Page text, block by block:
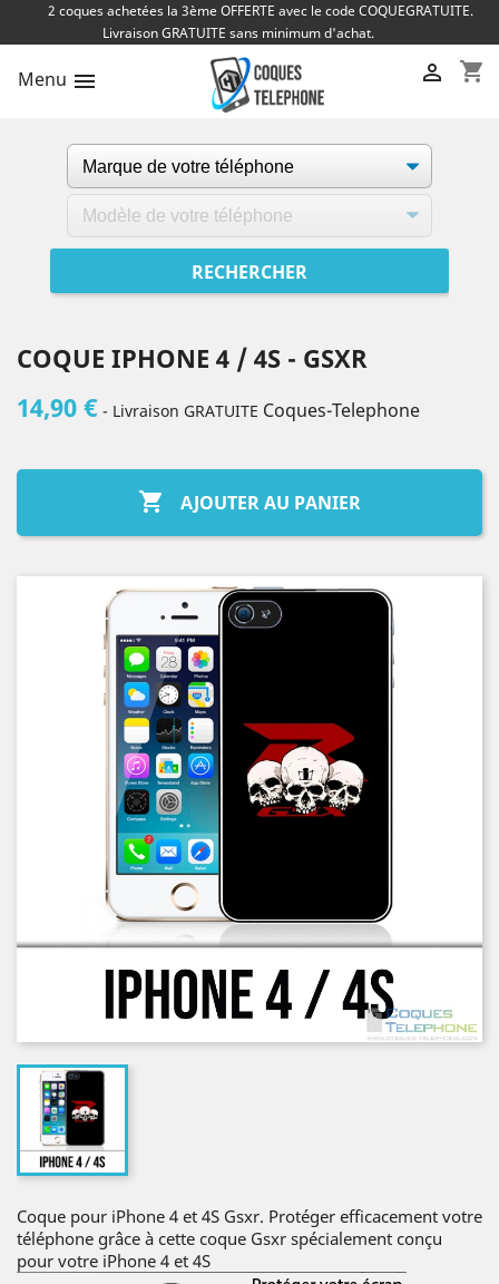
2 coques achetées la 3ème OFFERTE avec le code COQUEGRATUITE.
Livraison GRATUITE sans minimum d'achat.
Menu  shopping_cart

COQUE IPHONE 4 / 4S - GSXR
14,90 € - Livraison GRATUITE Coques-Telephone
 AJOUTER AU PANIER
Coque pour iPhone 4 et 4S Gsxr. Protéger efficacement votre
téléphone grâce à cette coque Gsxr spécialement conçu
pour votre iPhone 4 et 4S